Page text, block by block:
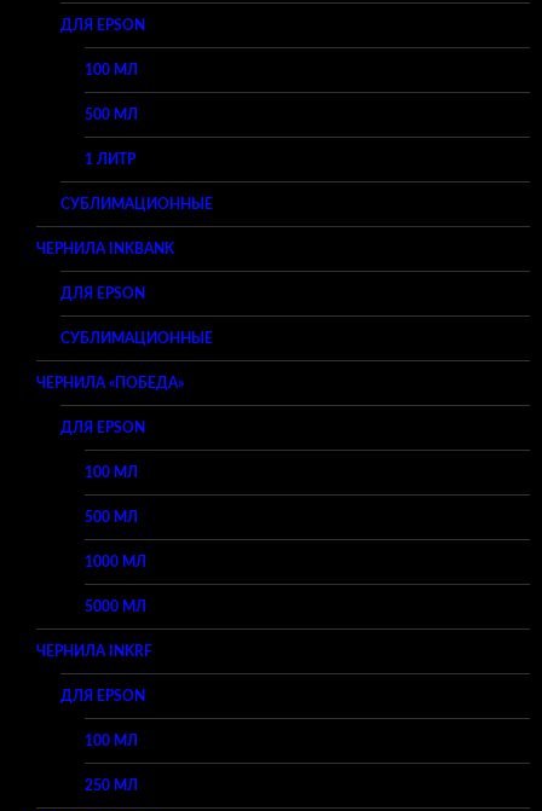
ДЛЯ EPSON
100 МЛ
500 МЛ
1 ЛИТР
СУБЛИМАЦИОННЫЕ
ЧЕРНИЛА INKBANK
ДЛЯ EPSON
СУБЛИМАЦИОННЫЕ
ЧЕРНИЛА «ПОБЕДА»
ДЛЯ EPSON
100 МЛ
500 МЛ
1000 МЛ
5000 МЛ
ЧЕРНИЛА INKRF
ДЛЯ EPSON
100 МЛ
250 МЛ